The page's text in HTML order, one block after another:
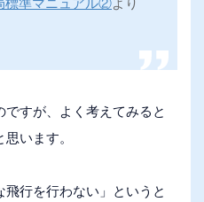
すが、よく考えてみると
います。
飛行を行わない」というと